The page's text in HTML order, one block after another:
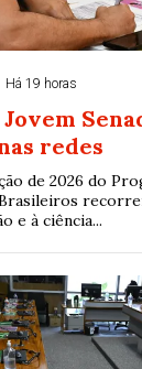
Há 19 horas
Jovem
redes
de 2026 do
e à ciência...